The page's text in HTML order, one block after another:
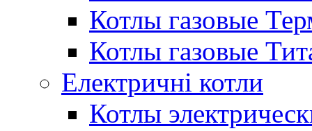
Котлы газовые
Котлы газовые
Електричні котли
Котлы